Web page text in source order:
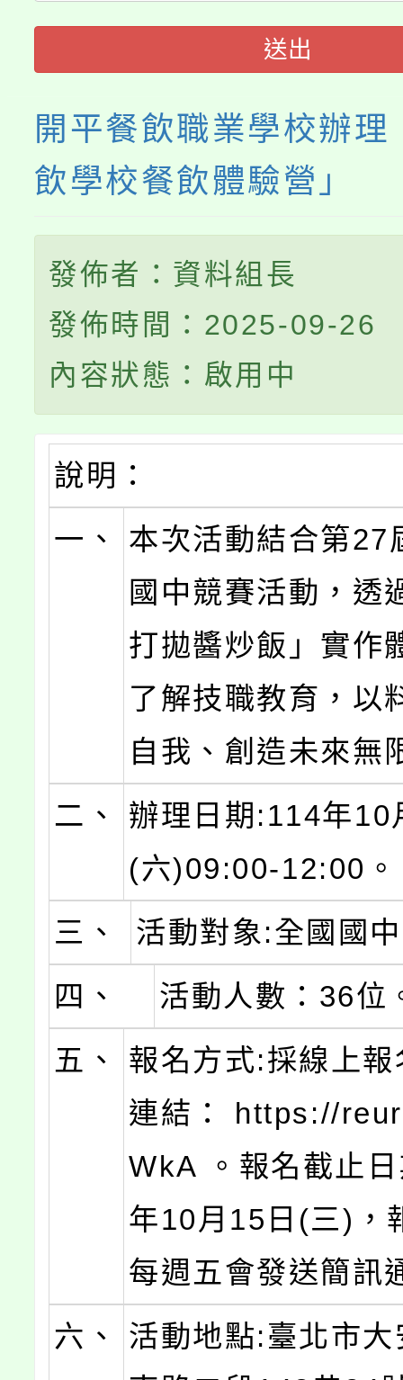
送出
開平餐飲職業學校辦理
飲學校餐飲體驗營」
發佈者：資料組長
發佈時間：2025-09-26
內容狀態：啟用中
說明：
一、
本次活動結合第27
國中競賽活動，透
打拋醬炒飯」實作
了解技職教育，以
自我、創造未來無
二、
辦理日期:114年10
(六)09:00-12:00。
三、
活動對象:全國國
四、
活動人數：36位
五、
報名方式:採線上
連結： https://
WkA 。報名截止
年10月15日(三)，
每週五會發送簡訊
六、
活動地點:臺北市